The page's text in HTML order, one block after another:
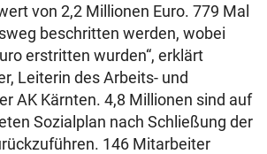
von 2,2 Millionen Euro. 779 Mal
beschritten werden, wobei
erstritten wurden“, erklärt
Leiterin des Arbeits- und
AK Kärnten. 4,8 Millionen sind auf
Sozialplan nach Schließung der
146 Mitarbeiter